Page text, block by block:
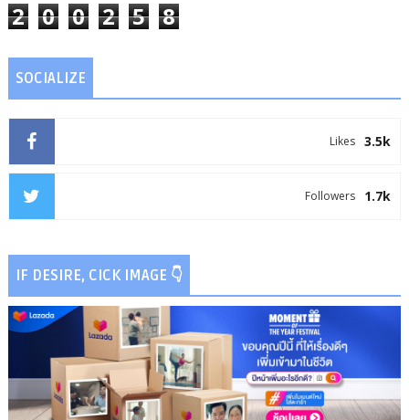
2 0 0 2 5 8
SOCIALIZE
3.5k
Likes
1.7k
Followers
IF DESIRE, CICK IMAGE 👇